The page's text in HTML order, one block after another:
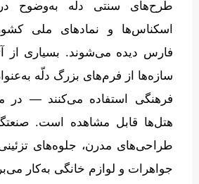
طرح‌های سنتی دلّه به‌وضوح
اسکناس‌ها و نمادهای ملی
فارس دیده می‌شوند. بسیاری از
سازه‌ها از فرم‌های بزرگ دلّه
فرهنگی استفاده می‌کنند — در
هتل‌ها قابل مشاهده است.
طراحی‌های مدرن، جلوه‌های
جواهرات و لوازم خانگی به‌کار